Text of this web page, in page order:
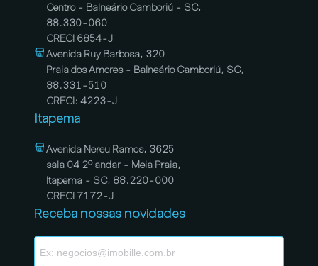
Centro - Balneário Camboriú - SC,
88.330-060
CRECI 6854-J
Avenida Ruy Barbosa, 320
Praia dos Amores - Balneário Camboriú, SC,
88.331-510
CRECI: 4223-J
Itapema
Avenida Nereu Ramos, 3625
sala 04 2º andar - Meia Praia,
Itapema - SC, 88.220-000
CRECI 7172-J
Receba nossas novidades